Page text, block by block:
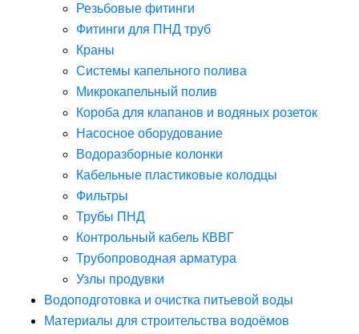
Резьбовые фитинги
Фитинги для ПНД труб
Краны
Системы капельного полива
Микрокапельный полив
Короба для клапанов и водяных розеток
Насосное оборудование
Водоразборные колонки
Кабельные пластиковые колодцы
Фильтры
Трубы ПНД
Контрольный кабель КВВГ
Трубопроводная арматура
Узлы продувки
Водоподготовка и очистка питьевой воды
Материалы для строительства водоёмов